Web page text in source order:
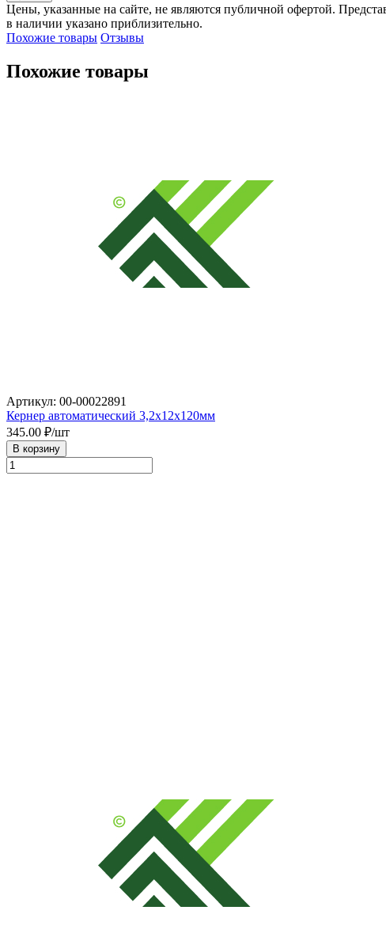
Цены, указанные на сайте, не являются публичной офертой.
в наличии указано приблизительно.
Похожие товары Отзывы
Похожие товары
Артикул: 00-00022891
Кернер автоматический 3,2х12х120мм
345.00 ₽/шт
В корзину